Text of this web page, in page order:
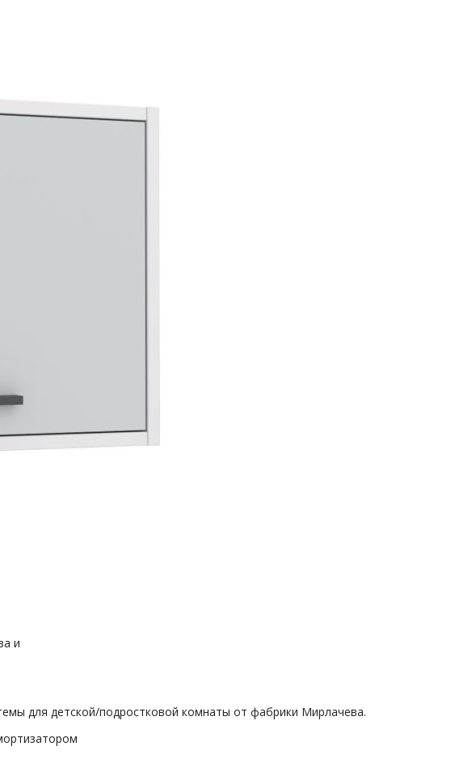
и
для детской/подростковой комнаты от фабрики Мирлачева.